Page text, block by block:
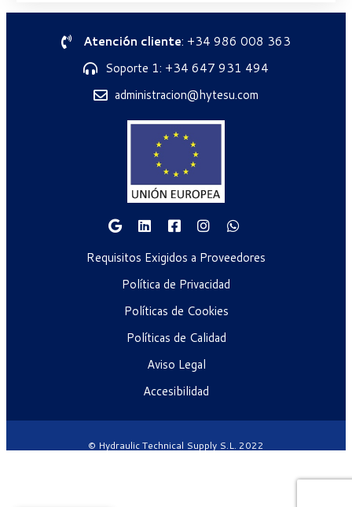
Atención cliente: +34 986 008 363
Soporte 1: +34 647 931 494
administracion@hytesu.com
Requisitos Exigidos a Proveedores
Política de Privacidad
Políticas de Cookies
Políticas de Calidad
Aviso Legal
Accesibilidad
© Hydraulic Technical Supply S.L. 2022